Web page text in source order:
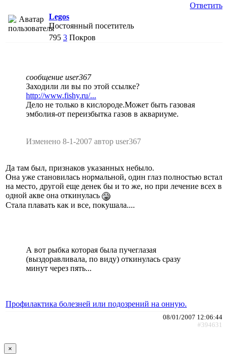
Ответить
Legos
Постоянный посетитель
795 3 Покров
сообщение user367
Заходили ли вы по этой ссылке?
http://www.fishy.ru/...
Дело не только в кислороде.Может быть газовая
эмболия-от переизбытка газов в аквариуме.
Изменено 8-1-2007 автор user367
Да там был, признаков указанных небыло.
Она уже становилась нормальной, один глаз полностью встал
на место, другой еще денек бы и то же, но при лечение всех в
одной акве она откинулась
Стала плавать как и все, покушала....
А вот рыбка которая была пучеглазая
(выздоравливала, по виду) откинулась сразу
минут через пять...
Профилактика болезней или подозрений на онную.
08/01/2007 12:06:44
#394631
×